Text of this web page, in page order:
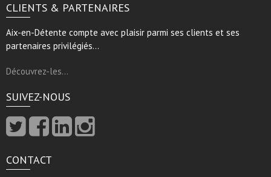
CLIENTS & PARTENAIRES
Aix-en-Détente compte avec plaisir parmi ses clients et ses
partenaires privilégiés…
Découvrez-les…
SUIVEZ-NOUS
CONTACT